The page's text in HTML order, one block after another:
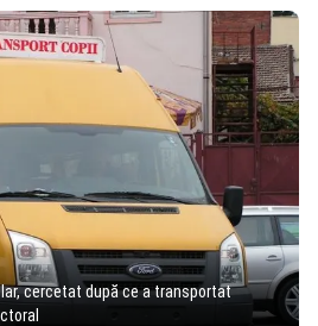
cercetat după ce a transportat